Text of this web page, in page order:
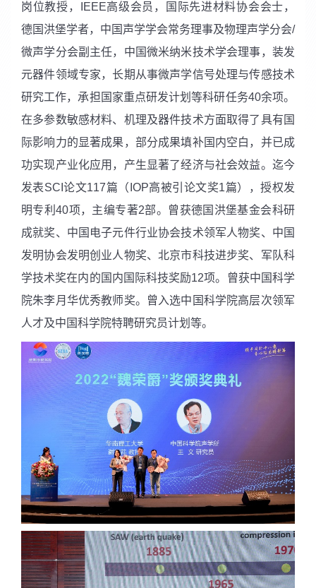
岗位教授，
IEEE高级会员，国际先进材料协会会士，
德国洪堡学者，中国声学学会常务理事及物理声学分会/
微声学分会副主任，中国微米纳米技术学会理事，装发
元器件领域专家， 长期从事微声学信号处理与传感技术
研究工作，承担国家重点研发计划等科研任务40余项。
在多参数敏感材料、机理及器件技术方面取得了具有国
际影响力的显著成果，部分成果填补国内空白，并已成
功实现产业化应用，产生显著了经济与社会效益。迄今
发表SCI 论文117篇（ IOP高被引论文奖1篇），授权发
明专利40项，主编专著2部。曾获德国洪堡基金会科研
成就奖、中国电子元件行业协会技术领军人物奖、中国
发明协会发明创业人物奖、北京市科技进步奖、军队科
学技术奖在内的国内国际科技奖励12项。曾获中国科学
院朱李月华优秀教师奖。曾入选中国科学院高层次领军
人才及中国科学院特聘研究员计划等。